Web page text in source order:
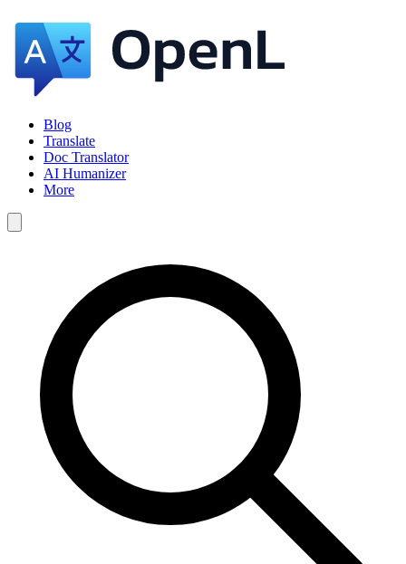
Blog
Translate
Doc Translator
AI Humanizer
More